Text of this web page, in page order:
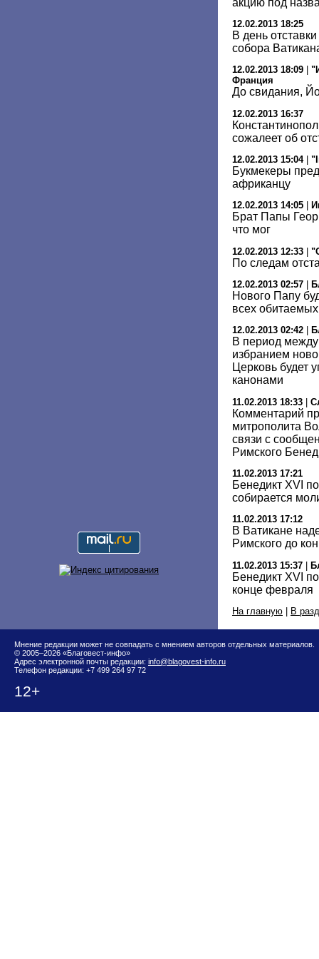
12.02.2013 18:25
В день
собора
12.02.2013 18:09
Франция
До свидания,
12.02.2013 16:37
сожалеет об
12.02.2013 15:04|
Букмекеры
африканцу
12.02.2013 14:05
Брат Папы
что мог
12.02.2013 12:33 |
По следам
12.02.2013 02:57
Нового Папу
всех
12.02.2013 02:42
В период
избранием
Церковь будет
канонами
11.02.2013 18:33 |
Комментарий
митрополита
связи с
Римского
11.02.2013 17:21
Бенедикт XVI
собирается
11.02.2013 17:12
В Ватикане
Римского до
11.02.2013 15:37 |
Бенедикт XVI
конце февраля
На главную В
Мнение редакции может не совпадать с мнением авторов отдельных материалов.
© 2005–2026 «Благовест-инфо»
Адрес электронной почты редакции: info@blagovest-info.ru
Телефон редакции: +7 499 264 97 72
12+